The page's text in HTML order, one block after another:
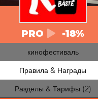
PRO -18%
кинофестиваль
Правила & Награды
Разделы & Тарифы (2)